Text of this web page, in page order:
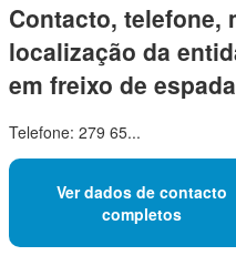
Contacto, telefone,
localização da
em freixo de
Telefone: 279 65...
Ver dados de contacto
completos